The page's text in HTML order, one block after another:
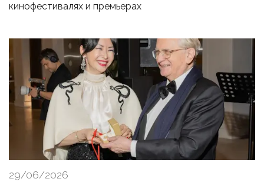
кинофестивалях и премьерах
29/06/2026